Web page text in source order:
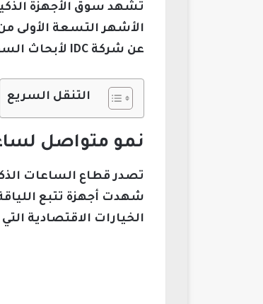
عن شركة IDC لأبحاث السوق.
التنقل السريع
نمو متواصل
الخيارات الاقتصادية